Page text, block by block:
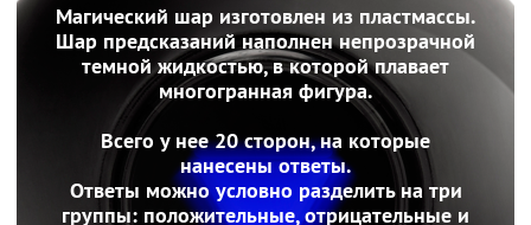
Магический шар изготовлен из пластмассы.
Шар предсказаний наполнен непрозрачной
темной жидкостью, в которой плавает
многогранная фигура.
Всего у нее 20 сторон, на которые
нанесены ответы.
Ответы можно условно разделить на три
группы: положительные, отрицательные и